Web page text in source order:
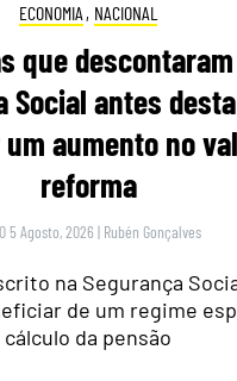
ECONOMIA , NACIONAL
que
Social antes
aumento no
reforma
5 Agosto, 2026 | Rubén Gonçalves
na Segurança
de um regime
cálculo da pensão